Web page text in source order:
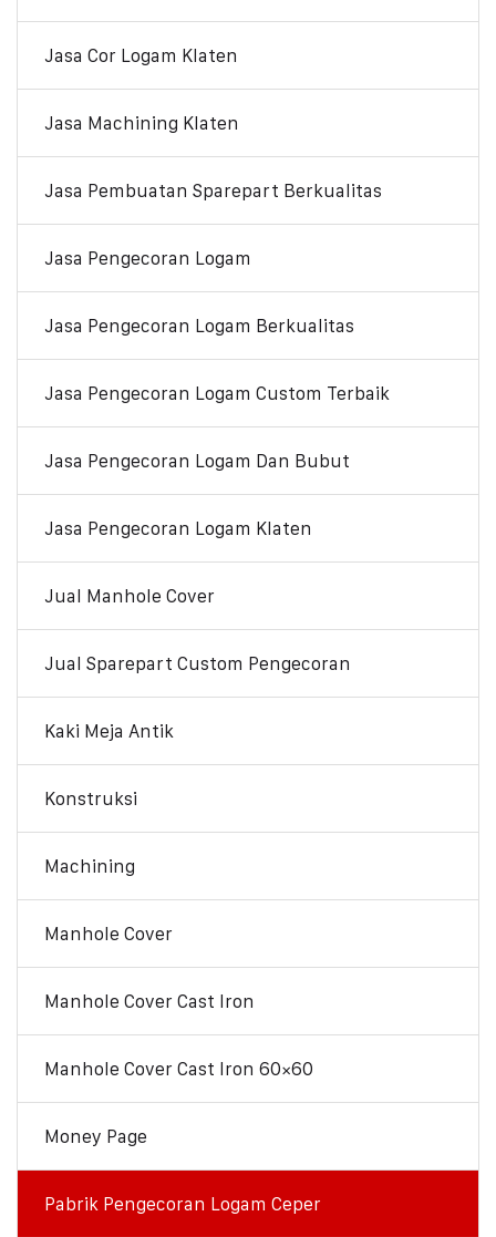
Jasa Cor Logam Klaten
Jasa Machining Klaten
Jasa Pembuatan Sparepart Berkualitas
Jasa Pengecoran Logam
Jasa Pengecoran Logam Berkualitas
Jasa Pengecoran Logam Custom Terbaik
Jasa Pengecoran Logam Dan Bubut
Jasa Pengecoran Logam Klaten
Jual Manhole Cover
Jual Sparepart Custom Pengecoran
Kaki Meja Antik
Konstruksi
Machining
Manhole Cover
Manhole Cover Cast Iron
Manhole Cover Cast Iron 60×60
Money Page
Pabrik Pengecoran Logam Ceper